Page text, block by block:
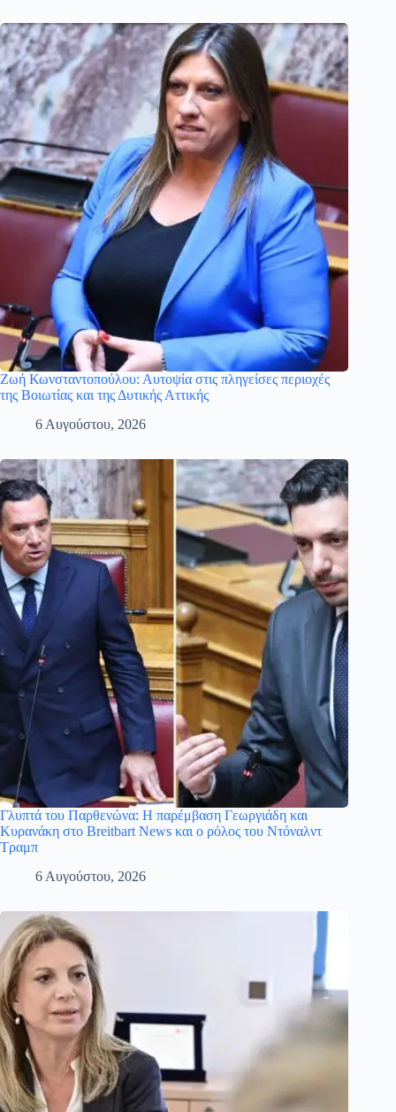
Ζωή Κωνσταντοπούλου: Αυτοψία στις πληγείσες περιοχές
της Βοιωτίας και της Δυτικής Αττικής
6 Αυγούστου, 2026
Γλυπτά του Παρθενώνα: Η παρέμβαση Γεωργιάδη και
Κυρανάκη στο Breitbart News και ο ρόλος του Ντόναλντ
Τραμπ
6 Αυγούστου, 2026